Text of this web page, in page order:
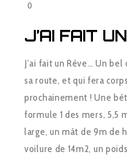
0
J’AI FAIT
J’ai fait un Rêve… Un
sa route, et qui fera
prochainement ! Une
formule 1 des mers, 5,5
large, un mât de 9m de
voilure de 14m2, un